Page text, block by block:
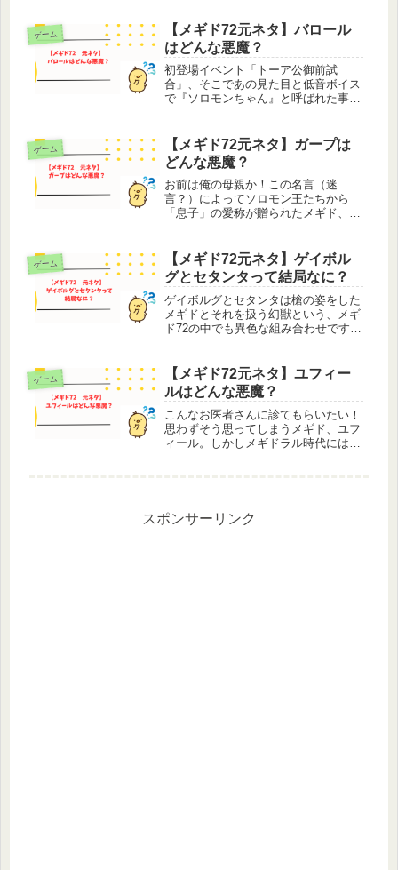
と状態異常体制・アタック追加が強力
ですが、バーサーク最近使ってない…
そ...
ゲーム
【メギド72元ネタ】バロール
はどんな悪魔？
初登場イベント「トーア公御前試
合」、そこであの見た目と低音ボイス
で『ソロモンちゃん』と呼ばれた事
にウァラクが『ちゃん』呼びします
が、母性溢れるお姉さんキャラから言
われるのと...
ゲーム
【メギド72元ネタ】ガープは
どんな悪魔？
お前は俺の母親か！この名言（迷
言？）によってソロモン王たちから
「息子」の愛称が贈られたメギド、ガ
を挙げる、キャラソンもある、子供が
できると、公式でもかなり愛されてい
るキャラ...
ゲーム
【メギド72元ネタ】ゲイボル
グとセタンタって結局なに？
ゲイボルグとセタンタは槍の姿をした
メギドとそれを扱う幻獣という、メギ
ド72の中でも異色な組み合わせです。
て、ハマった時にスキルがどんどん降
ってくる様子を見るのは爽快です。チ
ユ...
ゲーム
【メギド72元ネタ】ユフィー
ルはどんな悪魔？
こんなお医者さんに診てもらいたい！
思わずそう思ってしまうメギド、ユフ
ィール。しかしメギドラル時代には大
し...
スポンサーリンク